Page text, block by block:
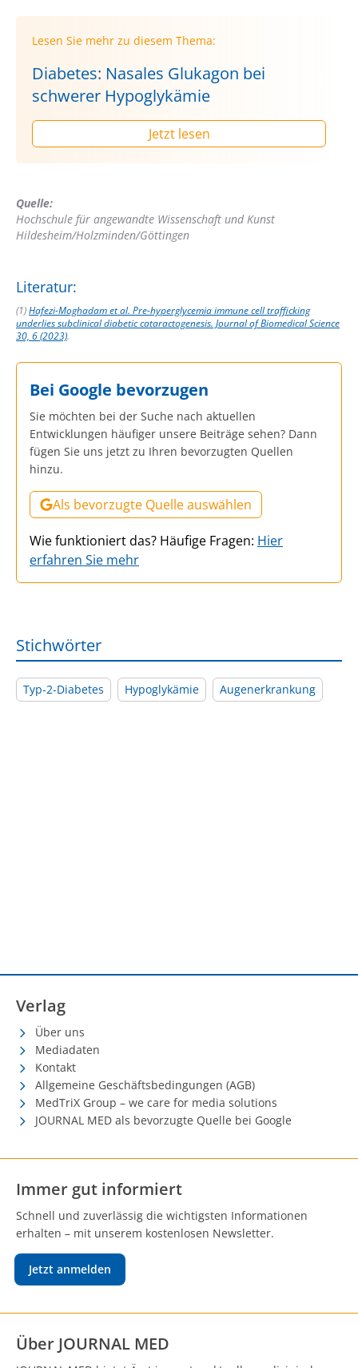
Lesen Sie mehr zu diesem Thema:
Diabetes: Nasales Glukagon bei
schwerer Hypoglykämie
Jetzt lesen
Quelle:
Hochschule für angewandte Wissenschaft und Kunst
Hildesheim/Holzminden/Göttingen
Literatur:
(1)Hafezi-Moghadam et al. Pre-hyperglycemia immune cell trafficking
underlies subclinical diabetic cataractogenesis. Journal of Biomedical Science
30, 6 (2023).
Bei Google bevorzugen
Sie möchten bei der Suche nach aktuellen
Entwicklungen häufiger unsere Beiträge sehen? Dann
fügen Sie uns jetzt zu Ihren bevorzugten Quellen
hinzu.
Als bevorzugte Quelle auswählen
Wie funktioniert das? Häufige Fragen: Hier
erfahren Sie mehr
Stichwörter
Typ-2-Diabetes Hypoglykämie Augenerkrankung
Verlag
Über uns
Mediadaten
Kontakt
Allgemeine Geschäftsbedingungen (AGB)
MedTriX Group – we care for media solutions
JOURNAL MED als bevorzugte Quelle bei Google
Immer gut informiert
Schnell und zuverlässig die wichtigsten Informationen
erhalten – mit unserem kostenlosen Newsletter.
Jetzt anmelden
Über JOURNAL MED